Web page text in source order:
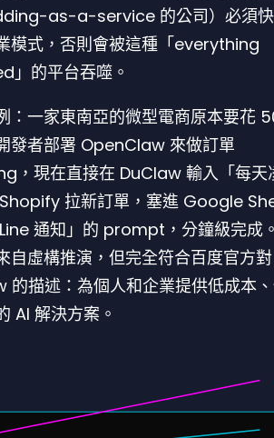
as-a-service 的公司）必須
模式，否則會被這種「everything
」的平台吞噬。
：一家東南亞的微型電商原本要花
發者部署 OpenClaw 來做訂單
，現在直接在 DuClaw 輸入「每天
拉新訂單，塞進 Google
通知」的 prompt，分鐘級完成
自虛構推演，但完全符合百度官方對
的描述：為個人和企業提供低成本
AI 解決方案。